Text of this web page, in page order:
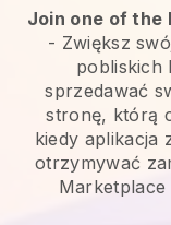
Join one of the
- Zwiększ
pobliskich
sprzedawać
stronę, którą
kiedy aplikacja
otrzymywać